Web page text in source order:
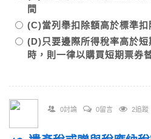
間
(C)當列舉扣除額高於標準
(D)只要邊際所得稅率高於
時，則一律以購買短期票券
0討論 0留言 2追蹤